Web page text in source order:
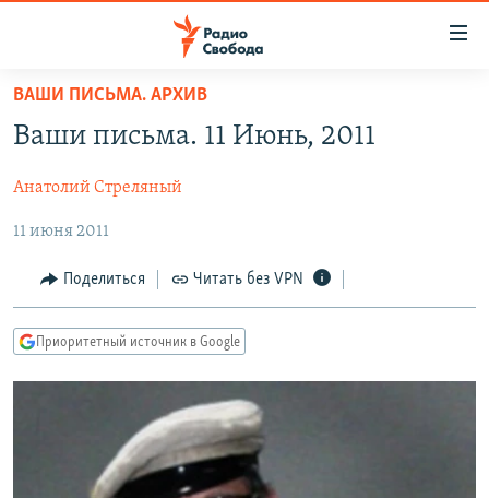
упрощенного
доступа
содержанию
Вернутся
главной
навигации
Вернутся
АВТОРСКИЕ ПРОЕКТЫ
ЦИТАТЫ СВОБОДЫ
МНЕНИЯ
КУЛЬТУРА
IDEL.РЕАЛИИ
СЕВЕР.РЕАЛИИ
СИБИРЬ.РЕАЛИИ
ВАШИ ПИСЬМА. АРХИВ
Ваши письма. 11 Июнь, 2011
Анатолий Стреляный
11 июня 2011
Поделиться Читать без VPN
Приоритетный источник в Google